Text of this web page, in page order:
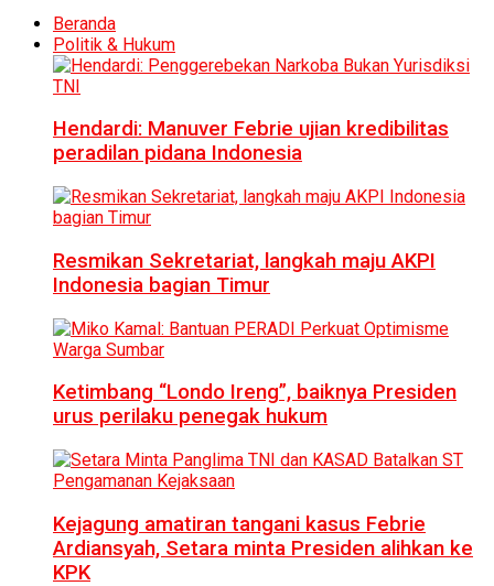
Beranda
Politik & Hukum
Hendardi: Manuver Febrie ujian kredibilitas
peradilan pidana Indonesia
Resmikan Sekretariat, langkah maju AKPI
Indonesia bagian Timur
Ketimbang “Londo Ireng”, baiknya Presiden
urus perilaku penegak hukum
Kejagung amatiran tangani kasus Febrie
Ardiansyah, Setara minta Presiden alihkan ke
KPK